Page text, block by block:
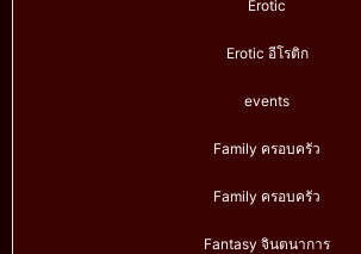
Erotic
Erotic อีโรติก
events
Family ครอบครัว
Family ครอบครัว
Fantasy จินตนาการ